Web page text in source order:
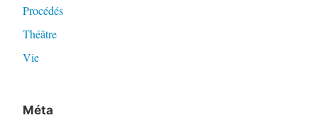
Procédés
Théâtre
Vie
Méta